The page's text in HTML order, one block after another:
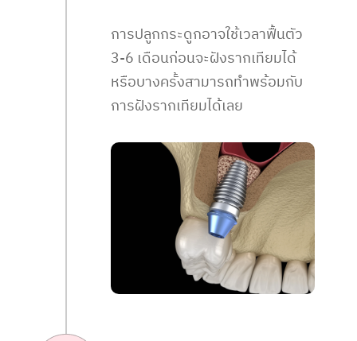
การปลูกกระดูกอาจใช้เวลาฟื้นตัว
3-6 เดือนก่อนจะฝังรากเทียมได้
หรือบางครั้งสามารถทำพร้อมกับ
การฝังรากเทียมได้เลย